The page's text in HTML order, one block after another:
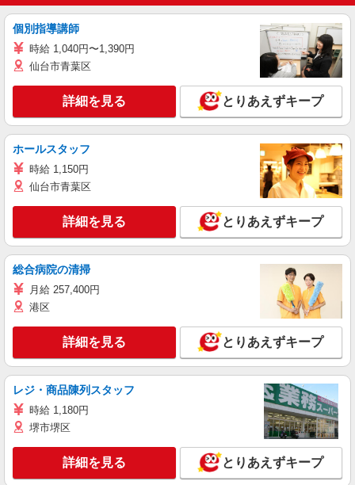
個別指導講師
時給 1,040円〜1,390円
仙台市青葉区
詳細を見る とりあえずキープ
ホールスタッフ
時給 1,150円
仙台市青葉区
詳細を見る とりあえずキープ
総合病院の清掃
月給 257,400円
港区
詳細を見る とりあえずキープ
レジ・商品陳列スタッフ
時給 1,180円
堺市堺区
詳細を見る とりあえずキープ